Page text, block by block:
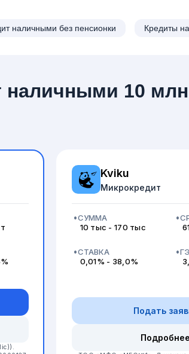
наличными без пенсионки Кредиты
наличными 10
Kviku
Микрокредит
СУММА
10 тыс - 170 тыс
СТАВКА
0,01% - 38,0%
Подать
Подробнее